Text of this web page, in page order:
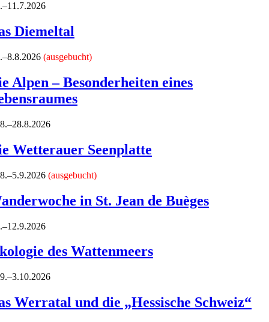
Diemeltal
(ausgebucht)
Alpen – Besonderheiten eines
Wetterauer Seenplatte
(ausgebucht)
in St. Jean de Buèges
des Wattenmeers
Werratal und die „Hessische Schweiz“